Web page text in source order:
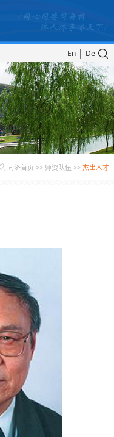
En | De
同济首页 >> 师资队伍 >> 杰出人才